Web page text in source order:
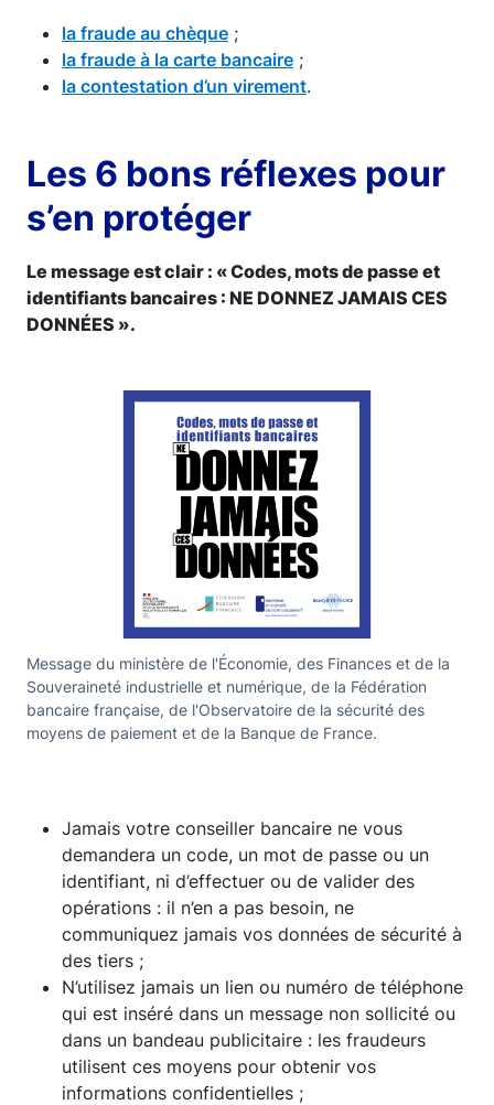
la fraude au chèque ;
la fraude à la carte bancaire ;
la contestation d’un virement.
Les 6 bons réflexes pour
s’en protéger
Le message est clair : « Codes, mots de passe et
identifiants bancaires : NE DONNEZ JAMAIS CES
DONNÉES ».
Message du ministère de l'Économie, des Finances et de la
Souveraineté industrielle et numérique, de la Fédération
bancaire française, de l'Observatoire de la sécurité des
moyens de paiement et de la Banque de France.
Jamais votre conseiller bancaire ne vous
demandera un code, un mot de passe ou un
identifiant, ni d’effectuer ou de valider des
opérations : il n’en a pas besoin, ne
communiquez jamais vos données de sécurité à
des tiers ;
N’utilisez jamais un lien ou numéro de téléphone
qui est inséré dans un message non sollicité ou
dans un bandeau publicitaire : les fraudeurs
utilisent ces moyens pour obtenir vos
informations confidentielles ;